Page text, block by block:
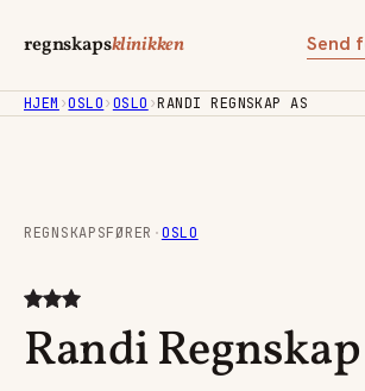
regnskapsklinikken Send
HJEM ›OSLO›OSLO ›RANDI REGNSKAP AS
REGNSKAPSFØRER ·OSLO
Randi